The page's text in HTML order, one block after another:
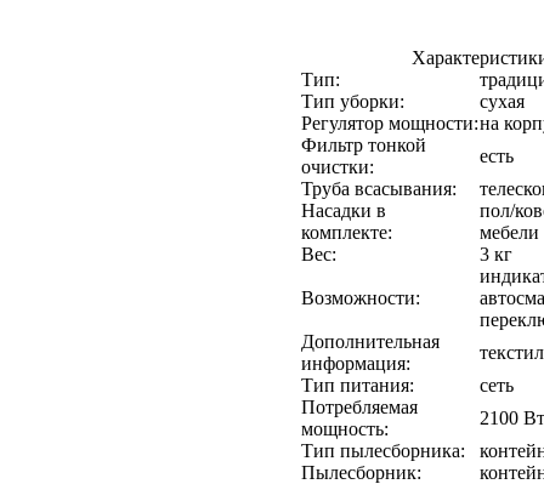
Тип:
Тип уборки:
сухая
Регулятор мощности:на
Фильтр тонкой
очистки:
есть
Труба всасывания:
Насадки в
комплекте:
пол/
мебели
Вес:
3 кг
Возможности:
Дополнительная
информация:
Тип питания:
сеть
Потребляемая
мощность:
2100 Вт
Тип пылесборника:
Пылесборник: